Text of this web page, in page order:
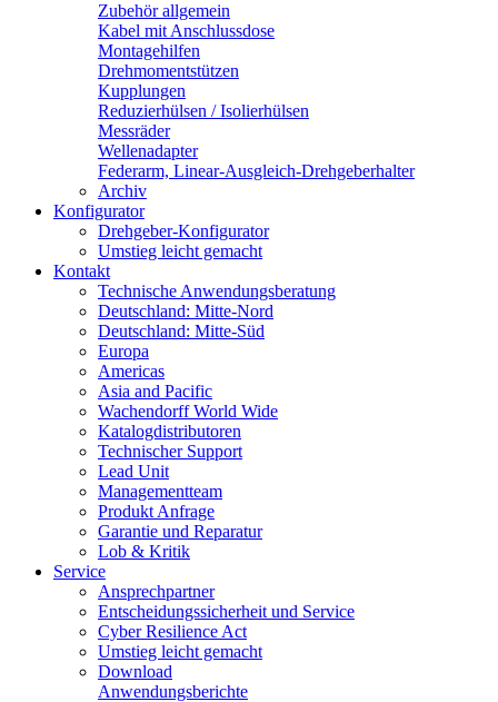
Zubehör allgemein
Kabel mit Anschlussdose
Montagehilfen
Drehmomentstützen
Kupplungen
Reduzierhülsen / Isolierhülsen
Messräder
Wellenadapter
Federarm, Linear-Ausgleich-Drehgeberhalter
Archiv
Konfigurator
Drehgeber-Konfigurator
Umstieg leicht gemacht
Kontakt
Technische Anwendungsberatung
Deutschland: Mitte-Nord
Deutschland: Mitte-Süd
Europa
Americas
Asia and Pacific
Wachendorff World Wide
Katalogdistributoren
Technischer Support
Lead Unit
Managementteam
Produkt Anfrage
Garantie und Reparatur
Lob & Kritik
Service
Ansprechpartner
Entscheidungssicherheit und Service
Cyber Resilience Act
Umstieg leicht gemacht
Download
Anwendungsberichte